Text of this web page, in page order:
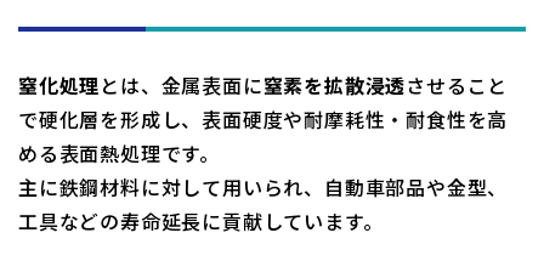
窒化処理とは、金属表面に窒素を拡散浸透させること
で硬化層を形成し、表面硬度や耐摩耗性・耐食性を高
める表面熱処理です。
主に鉄鋼材料に対して用いられ、自動車部品や金型、
工具などの寿命延長に貢献しています。